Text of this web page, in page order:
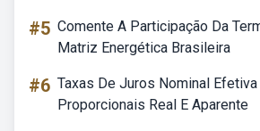
#5 Comente A Participação Da
Matriz Energética Brasileira
#6 Taxas De Juros Nominal
Proporcionais Real E Aparente